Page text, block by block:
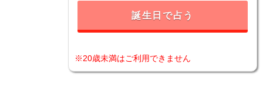
誕生日で占う
※20歳未満はご利用できません